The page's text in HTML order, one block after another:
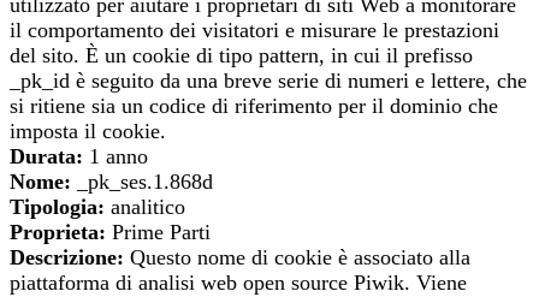
utilizzato per aiutare i proprietari di siti Web a monitorare
il comportamento dei visitatori e misurare le prestazioni
del sito. È un cookie di tipo pattern, in cui il prefisso
_pk_id è seguito da una breve serie di numeri e lettere, che
si ritiene sia un codice di riferimento per il dominio che
imposta il cookie.
Durata: 1 anno
Nome: _pk_ses.1.868d
Tipologia: analitico
Proprieta: Prime Parti
Descrizione: Questo nome di cookie è associato alla
piattaforma di analisi web open source Piwik. Viene